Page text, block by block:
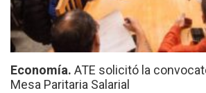
Economía. ATE solicitó la
Mesa Paritaria Salarial